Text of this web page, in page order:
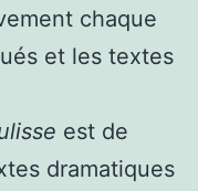
chaque
et les textes
est de
dramatiques